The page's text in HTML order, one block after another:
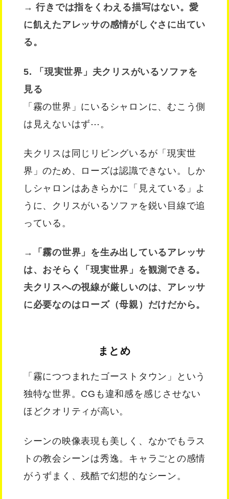
→ 行きでは指をくわえる描写はない。愛
に飢えたアレッサの感情がしぐさに出てい
る。
5. 「現実世界」夫クリスがいるソファを
見る
「霧の世界」にいるシャロンに、むこう側
は見えないはず⋯。
夫クリスは同じリビングいるが「現実世
界」のため、ローズは認識できない。しか
しシャロンはあきらかに「見えている」よ
うに、クリスがいるソファを鋭い目線で追
っている。
→「霧の世界」を生み出しているアレッサ
は、おそらく「現実世界」を観測できる。
夫クリスへの視線が厳しいのは、アレッサ
に必要なのはローズ（母親）だけだから。
まとめ
「霧につつまれたゴーストタウン」という
独特な世界。CGも違和感を感じさせない
ほどクオリティが高い。
シーンの映像表現も美しく、なかでもラス
トの教会シーンは秀逸。キャラごとの感情
がうずまく、残酷で幻想的なシーン。